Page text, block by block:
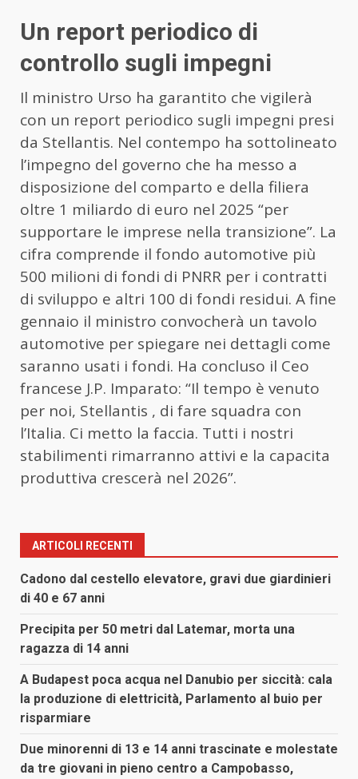
Un report periodico di
controllo sugli impegni
Il ministro Urso ha garantito che vigilerà
con un report periodico sugli impegni presi
da Stellantis. Nel contempo ha sottolineato
l’impegno del governo che ha messo a
disposizione del comparto e della filiera
oltre 1 miliardo di euro nel 2025 “per
supportare le imprese nella transizione”. La
cifra comprende il fondo automotive più
500 milioni di fondi di PNRR per i contratti
di sviluppo e altri 100 di fondi residui. A fine
gennaio il ministro convocherà un tavolo
automotive per spiegare nei dettagli come
saranno usati i fondi. Ha concluso il Ceo
francese J.P. Imparato: “Il tempo è venuto
per noi, Stellantis , di fare squadra con
l’Italia. Ci metto la faccia. Tutti i nostri
stabilimenti rimarranno attivi e la capacita
produttiva crescerà nel 2026”.
ARTICOLI RECENTI
Cadono dal cestello elevatore, gravi due giardinieri
di 40 e 67 anni
Precipita per 50 metri dal Latemar, morta una
ragazza di 14 anni
A Budapest poca acqua nel Danubio per siccità: cala
la produzione di elettricità, Parlamento al buio per
risparmiare
Due minorenni di 13 e 14 anni trascinate e molestate
da tre giovani in pieno centro a Campobasso,